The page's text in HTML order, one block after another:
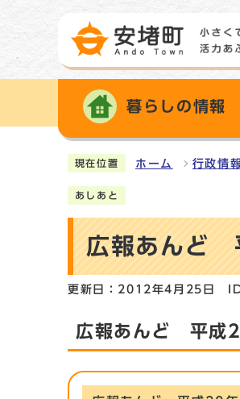
暮らしの情報
現在位置 ホーム 行政情
あしあと
広報あんど
更新日：2012年4月25日
広報あんど 平